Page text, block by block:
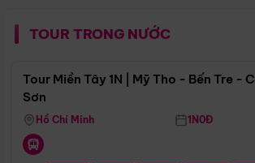
TOUR TRONG NƯỚC
Tour Miền Tây 1N | Mỹ Tho - Bến Tre -
Sơn
Hồ Chí Minh 1N0Đ